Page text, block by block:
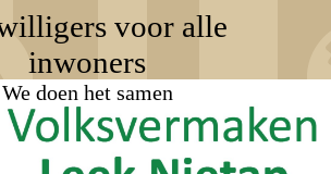
voor alle
inwoners
We doen het samen